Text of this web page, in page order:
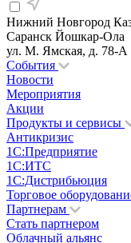
Нижний Новгород
Саранск Йошкар-Ола
ул. М. Ямская, д. 78-А
События
Новости
Мероприятия
Акции
Продукты и сервисы
Антикризис
1С:Предприятие
1С:ИТС
1С:Дистрибьюция
Торговое
Партнерам
Стать партнером
Облачный альянс